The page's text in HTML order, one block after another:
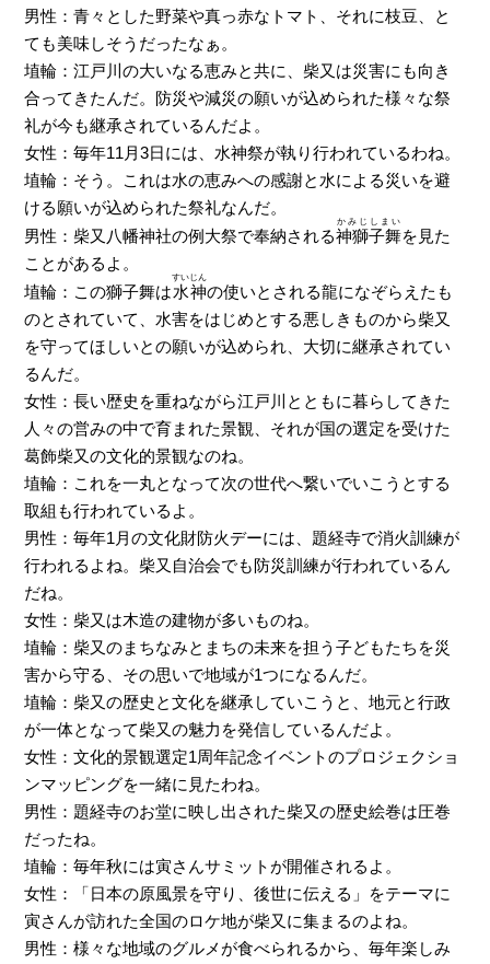
男性：青々とした野菜や真っ赤なトマト、それに枝豆、と
ても美味しそうだったなぁ。
埴輪：江戸川の大いなる恵みと共に、柴又は災害にも向き
合ってきたんだ。防災や減災の願いが込められた様々な祭
礼が今も継承されているんだよ。
女性：毎年11月3日には、水神祭が執り行われているわね。
埴輪：そう。これは水の恵みへの感謝と水による災いを避
ける願いが込められた祭礼なんだ。
男性：柴又八幡神社の例大祭で奉納される神獅子舞
かみじしまい
を見た
ことがあるよ。
埴輪：この獅子舞は水神
すいじん
の使いとされる龍になぞらえたも
のとされていて、水害をはじめとする悪しきものから柴又
を守ってほしいとの願いが込められ、大切に継承されてい
るんだ。
女性：長い歴史を重ねながら江戸川とともに暮らしてきた
人々の営みの中で育まれた景観、それが国の選定を受けた
葛飾柴又の文化的景観なのね。
埴輪：これを一丸となって次の世代へ繋いでいこうとする
取組も行われているよ。
男性：毎年1月の文化財防火デーには、題経寺で消火訓練が
行われるよね。柴又自治会でも防災訓練が行われているん
だね。
女性：柴又は木造の建物が多いものね。
埴輪：柴又のまちなみとまちの未来を担う子どもたちを災
害から守る、その思いで地域が1つになるんだ。
埴輪：柴又の歴史と文化を継承していこうと、地元と行政
が一体となって柴又の魅力を発信しているんだよ。
女性：文化的景観選定1周年記念イベントのプロジェクショ
ンマッピングを一緒に見たわね。
男性：題経寺のお堂に映し出された柴又の歴史絵巻は圧巻
だったね。
埴輪：毎年秋には寅さんサミットが開催されるよ。
女性：「日本の原風景を守り、後世に伝える」をテーマに
寅さんが訪れた全国のロケ地が柴又に集まるのよね。
男性：様々な地域のグルメが食べられるから、毎年楽しみ